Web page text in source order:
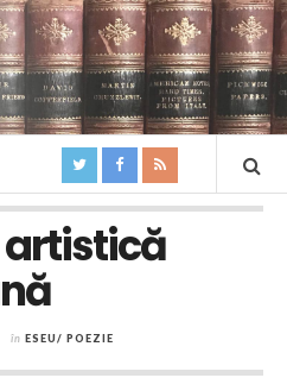
artistică
în ESEU/ POEZIE